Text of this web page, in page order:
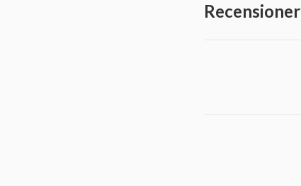
Recensioner